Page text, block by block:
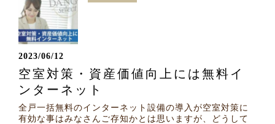
2023/06/12
空室対策・資産価値向上には無料イ
ンターネット
全戸一括無料のインターネット設備の導入が空室対策に
有効な事はみなさんご存知かとは思いますが、どうして